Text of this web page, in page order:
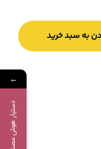
به سبد خرید
←
دستیار هوش مصنوعی